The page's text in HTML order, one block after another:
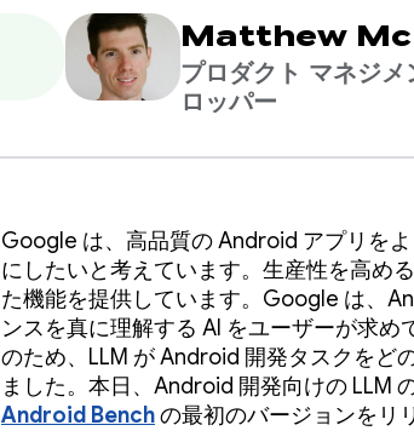
Matthew
プロダクト マネジ
ロッパー
Google は、高品質の Android アプリを
にしたいと考えています。生産性を高め
た機能を提供しています。Google は、
ンスを真に理解する AI をユーザーが求
のため、LLM が Android 開発タスクをど
ました。本日、Android 開発向けの LLM
Android Benchの最初のバージョンをリ